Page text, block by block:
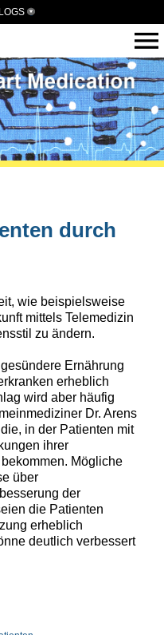
durch
wie beispielsweise
mittels Telemedizin
zu ändern.
Ernährung
erheblich
wird aber häufig
Dr. Arens
in der Patienten mit
ihrer
Mögliche
über
der
die Patienten
erheblich
deutlich verbessert